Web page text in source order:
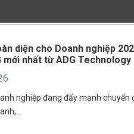
diện cho Doanh nghiệp
mới nhất từ ADG Technology
nghiệp đang đẩy mạnh chuyển